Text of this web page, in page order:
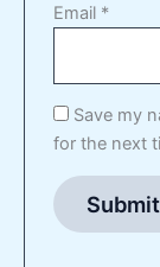
Email *
Save my
for the next